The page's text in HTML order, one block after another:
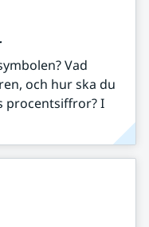
Vad
och hur ska du
procentsiffror? I